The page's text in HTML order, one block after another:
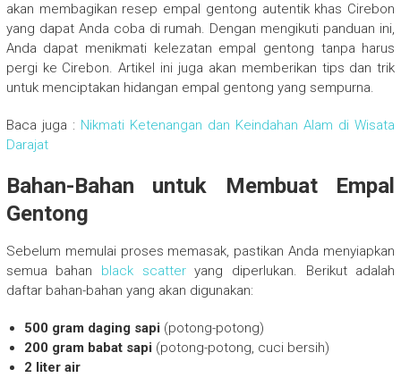
akan membagikan resep empal gentong autentik khas Cirebon
yang dapat Anda coba di rumah. Dengan mengikuti panduan ini,
Anda dapat menikmati kelezatan empal gentong tanpa harus
pergi ke Cirebon. Artikel ini juga akan memberikan tips dan trik
untuk menciptakan hidangan empal gentong yang sempurna.
Baca juga : Nikmati Ketenangan dan Keindahan Alam di Wisata
Darajat
Bahan-Bahan untuk Membuat Empal
Gentong
Sebelum memulai proses memasak, pastikan Anda menyiapkan
semua bahan black scatteryang diperlukan. Berikut adalah
daftar bahan-bahan yang akan digunakan:
500 gram daging sapi (potong-potong)
200 gram babat sapi (potong-potong, cuci bersih)
2 liter air